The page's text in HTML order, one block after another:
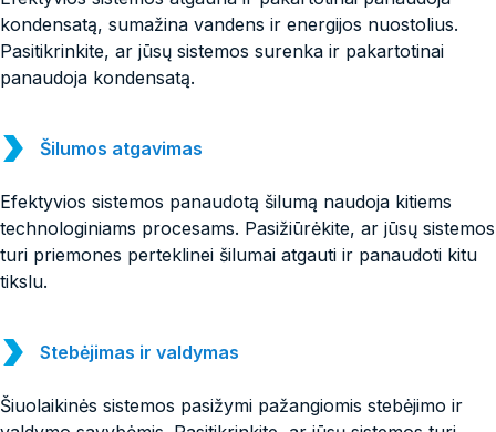
kondensatą, sumažina vandens ir energijos nuostolius.
Pasitikrinkite, ar jūsų sistemos surenka ir pakartotinai
panaudoja kondensatą.
Šilumos atgavimas
Efektyvios sistemos panaudotą šilumą naudoja kitiems
technologiniams procesams. Pasižiūrėkite, ar jūsų sistemos
turi priemones perteklinei šilumai atgauti ir panaudoti kitu
tikslu.
Stebėjimas ir valdymas
Šiuolaikinės sistemos pasižymi pažangiomis stebėjimo ir